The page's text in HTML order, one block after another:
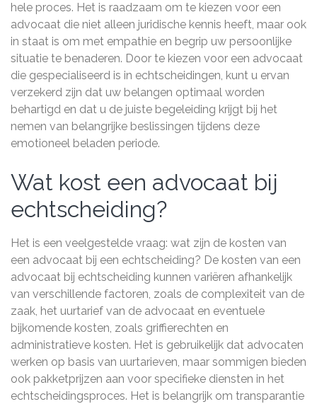
hele proces. Het is raadzaam om te kiezen voor een
advocaat die niet alleen juridische kennis heeft, maar ook
in staat is om met empathie en begrip uw persoonlijke
situatie te benaderen. Door te kiezen voor een advocaat
die gespecialiseerd is in echtscheidingen, kunt u ervan
verzekerd zijn dat uw belangen optimaal worden
behartigd en dat u de juiste begeleiding krijgt bij het
nemen van belangrijke beslissingen tijdens deze
emotioneel beladen periode.
Wat kost een advocaat bij
echtscheiding?
Het is een veelgestelde vraag: wat zijn de kosten van
een advocaat bij een echtscheiding? De kosten van een
advocaat bij echtscheiding kunnen variëren afhankelijk
van verschillende factoren, zoals de complexiteit van de
zaak, het uurtarief van de advocaat en eventuele
bijkomende kosten, zoals griffierechten en
administratieve kosten. Het is gebruikelijk dat advocaten
werken op basis van uurtarieven, maar sommigen bieden
ook pakketprijzen aan voor specifieke diensten in het
echtscheidingsproces. Het is belangrijk om transparantie